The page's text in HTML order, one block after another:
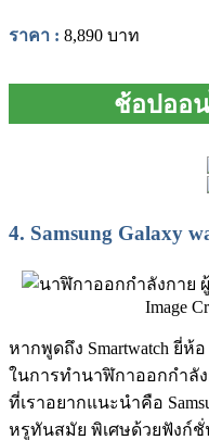
ราคา : 8,890 บาท
ช้อปออ
4. Samsung Galaxy
Image
หากพูดถึง Smartwatch ยี่ห้
ในการทำนาฬิกาออกกำลั
ที่เราอยากแนะนำคือ
หรูทันสมัย พิเศษด้วยฟังก์ชั่